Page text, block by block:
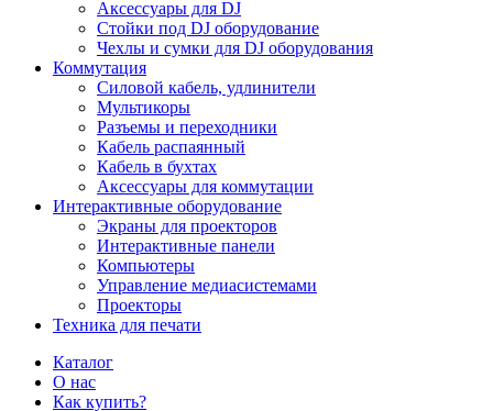
Аксессуары для DJ
Стойки под DJ оборудование
Чехлы и сумки для DJ оборудования
Коммутация
Силовой кабель, удлинители
Мультикоры
Разъемы и переходники
Кабель распаянный
Кабель в бухтах
Аксессуары для коммутации
Интерактивные оборудование
Экраны для проекторов
Интерактивные панели
Компьютеры
Управление медиасистемами
Проекторы
Техника для печати
Каталог
О нас
Как купить?